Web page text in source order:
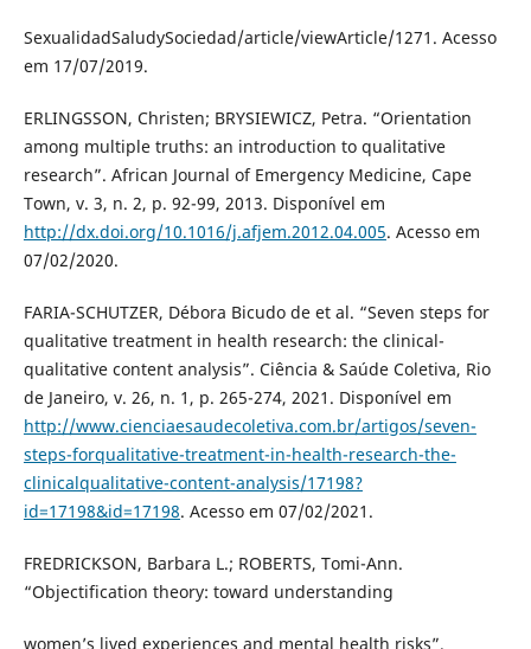
SexualidadSaludySociedad/article/viewArticle/1271. Acesso
em 17/07/2019.
ERLINGSSON, Christen; BRYSIEWICZ, Petra. “Orientation
among multiple truths: an introduction to qualitative
research”. African Journal of Emergency Medicine, Cape
Town, v. 3, n. 2, p. 92-99, 2013. Disponível em
http://dx.doi.org/10.1016/j.afjem.2012.04.005. Acesso em
07/02/2020.
FARIA-SCHUTZER, Débora Bicudo de et al. “Seven steps for
qualitative treatment in health research: the clinical-
qualitative content analysis”. Ciência & Saúde Coletiva, Rio
de Janeiro, v. 26, n. 1, p. 265-274, 2021. Disponível em
http://www.cienciaesaudecoletiva.com.br/artigos/seven-
steps-forqualitative-treatment-in-health-research-the-
clinicalqualitative-content-analysis/17198?
id=17198&id=17198. Acesso em 07/02/2021.
FREDRICKSON, Barbara L.; ROBERTS, Tomi-Ann.
“Objectification theory: toward understanding
women’s lived experiences and mental health risks”.